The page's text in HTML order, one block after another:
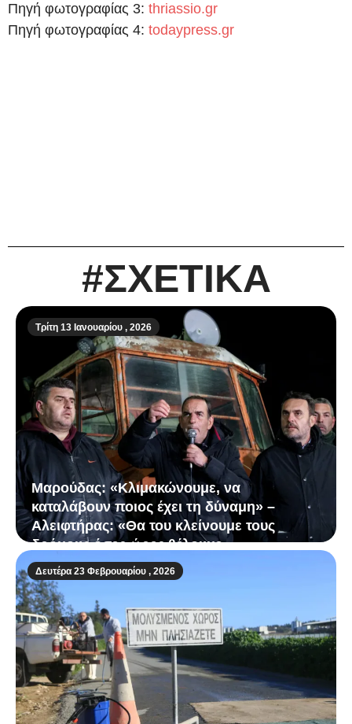
Πηγή φωτογραφίας 3: thriassio.gr
Πηγή φωτογραφίας 4: todaypress.gr
#ΣΧΕΤΙΚΑ
Τρίτη 13 Ιανουαρίου , 2026
Μαρούδας: «Κλιμακώνουμε, να
καταλάβουν ποιος έχει τη δύναμη» –
Αλειφτήρας: «Θα του κλείνουμε τους
δρόμους όσες ώρες θέλουμε»
Δευτέρα 23 Φεβρουαρίου , 2026